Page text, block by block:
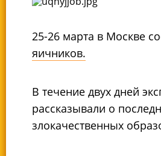
25-26 марта в Москве
яичников.
В течение двух дней
рассказывали о
злокачественных